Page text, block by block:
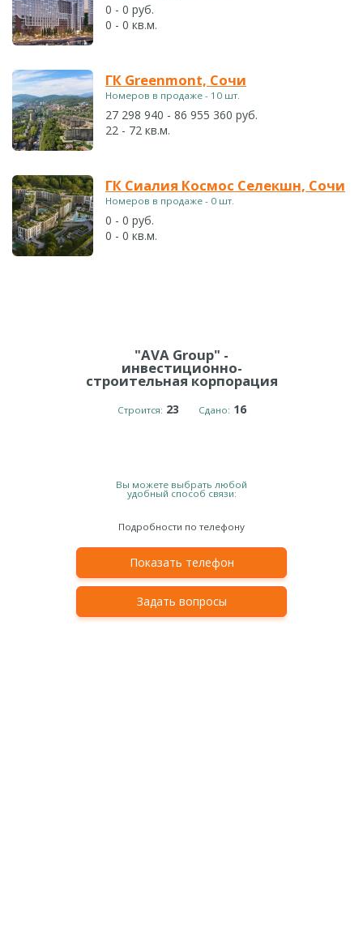
0 - 0 руб.
0 - 0 кв.м.
ГК Greenmont, Сочи
Номеров в продаже - 10 шт.
27 298 940 - 86 955 360 руб.
22 - 72 кв.м.
ГК Сиалия Космос Селекшн, Сочи
Номеров в продаже - 0 шт.
0 - 0 руб.
0 - 0 кв.м.
"AVA Group" -
инвестиционно-
строительная корпорация
Строится: 23 Сдано: 16
Вы можете выбрать любой
удобный способ связи:
Подробности по телефону
Показать телефон
Задать вопросы